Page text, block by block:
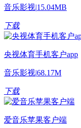
音乐影视|15.04MB
下载
央视体育手机客户app
音乐影视|68.17M
下载
爱音乐苹果客户端